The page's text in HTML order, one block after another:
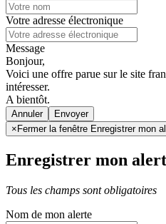
Votre adresse électronique
Message
Bonjour,
Voici une offre parue sur le site
intéresser.
A bientôt.
Annuler
× Fermer la fenêtre Enregistrer mon
Enregistrer mon
Tous les champs sont obligatoires
Nom de mon alerte